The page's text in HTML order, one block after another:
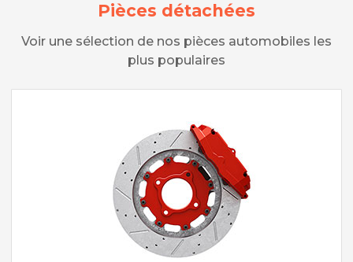
Pièces détachées
Voir une sélection de nos pièces automobiles les
plus populaires